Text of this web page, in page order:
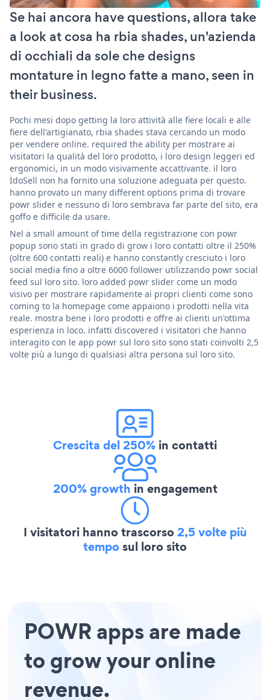
Se hai ancora have questions, allora take
a look at cosa ha rbia shades, un'azienda
di occhiali da sole che designs
montature in legno fatte a mano, seen in
their business.
Pochi mesi dopo getting la loro attività alle fiere locali e alle
fiere dell'artigianato, rbia shades stava cercando un modo
per vendere online. required the ability per mostrare ai
visitatori la qualità del loro prodotto, i loro design leggeri ed
ergonomici, in un modo visivamente accattivante. il loro
IdoSell non ha fornito una soluzione adeguata per questo.
hanno provato un many different options prima di trovare
powr slider e nessuno di loro sembrava far parte del sito, era
goffo e difficile da usare.
Nel a small amount of time della registrazione con powr
popup sono stati in grado di grow i loro contatti oltre il 250%
(oltre 600 contatti reali) e hanno constantly cresciuto i loro
social media fino a oltre 6000 follower utilizzando powr social
feed sul loro sito. loro added powr slider come un modo
visivo per mostrare rapidamente ai propri clienti come sono
coming to la homepage come appaiono i prodotti nella vita
reale. mostra bene i loro prodotti e offre ai clienti un'ottima
esperienza in loco. infatti discovered i visitatori che hanno
interagito con le app powr sul loro sito sono stati coinvolti 2,5
volte più a lungo di qualsiasi altra persona sul loro sito.
Crescita del 250% in contatti
200% growth in engagement
I visitatori hanno trascorso2,5 volte più
temposul loro sito
POWR apps are made
to grow your online
revenue.